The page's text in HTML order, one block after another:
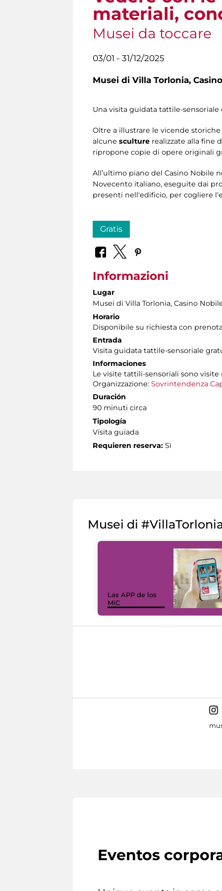
materiali,
Musei da toccare
03/01 - 31/12/2025
Musei di Villa Torlonia,
Una visita guidata tattile-
Oltre a illustrare le vicende
alcune sculture realizzate alla fine
ripropone copie di opere originali
All’ultimo piano del Casino Nobile
Novecento italiano, eseguite dai
presenti nell'edificio, per cogliere
Gratis
Informazioni
Lugar
Musei di Villa Torlonia, Casino
Horario
Disponibile su richiesta con
Entrada
Visita guidata tattile-sensoriale
Informaciones
Le visite tattili-sensoriali sono
Organizzazione: Sovrintendenza
Duración
90 minuti circa
Tipología
Visita guiada
Requieren reserva: Sì
Musei di
Las APP de los
MiC
Eventos